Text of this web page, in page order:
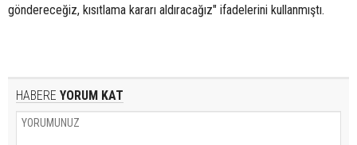
göndereceğiz, kısıtlama kararı aldıracağız" ifadelerini kullanmıştı.
HABERE YORUM KAT